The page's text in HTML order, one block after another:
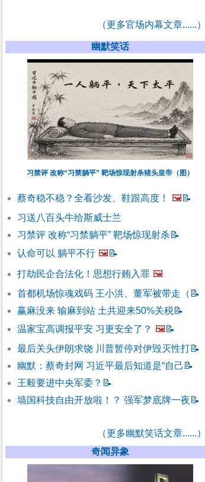
（更多官场内幕文章......）
幽默笑话
习禁评 改称“习禁躺平” 靶场惊现射杀猪头皇帝（图）
蔡奇稳不稳？全看沙发、鞋跟高度！ 🖼️📝
习送八百头牛给斯威士兰
习禁评 改称“习禁躺平” 靶场惊现射杀📝
认命可以 躺平不行 🖼️📝
打劫民企合法化！思想行贿入罪 🖼️
首都机场惊魂戏码 王小洪、董军被带走（ 📝
赢麻没来 输麻到站 土共迎来50%关税📝
温家宝高调报平安 习更安全了？ 🖼️📝
最后关头伊朗求饶 川普暂停对伊毁灭性打📝
幽默：蔡奇封网 习近平最后知道是“自己 📝
王毅要进中央军委？ 📝
墙国科技自由开放啦！？ 强军梦底牌一夜 📝
（更多幽默笑话文章......）
奇闻异象